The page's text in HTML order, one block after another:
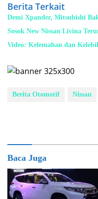
Berita Terkait
Demi Xpander, Mitsubishi
Sosok New Nissan Livina
Video: Kelemahan dan
Berita Otomotif Nissan
Baca Juga